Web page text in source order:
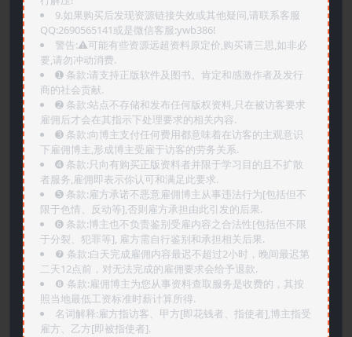
9.如果购买后发现资源链接失效或其他疑问,请联系客服
QQ:2690565141或是微信客服:ywb386!
警告:⚠️可能有些资源远超资料原定价,购买请三思,如非必
要,请勿冲动消费.
➊️ 条款:请支持正版软件及图书。肯定和感激作者及发行
商的社会贡献.
➋️ 条款:站点不存储和发布任何版权资料,只在被访客要求
雇佣后才会在其指示下处理要求的相关内容.
➌️ 条款:向博主支付任何费用都意味着在访客的主观意识
下雇佣博主,形成博主受雇于访客的劳务关系.
➍️ 条款:只向有购买正版资料者并限于学习目的且不扩散
者服务,雇佣即表示你认可和满足此要求.
➎ 条款:雇方承诺不恶意雇佣博主从事违法行为[包括但不
限于色情、反动等],否则雇方承担由此引发的后果.
➏️ 条款:博主也不负责鉴别受雇内容之合法性[包括但不限
于分裂、犯罪等], 雇方需自行鉴别和承担相关后果.
❼ 条款:白天完成雇佣内容最迟不超过2小时，晚间最迟第
二天12点前，对无法完成的雇佣要求会给予退款.
❽ 条款:雇佣博主为您从事资料查取服务是收费的，其按
照当地最低工资标准时薪计算所得.
名词解释:雇方指访客、甲方[即花钱者、指使者],博主指受
雇方、乙方[即被指使者].